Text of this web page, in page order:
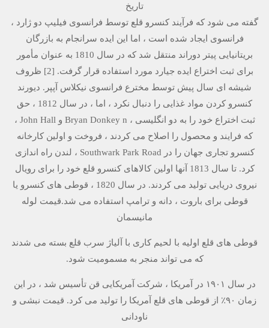
تاریخ
گفته می شود که فرآیند کنسرو قلع توسط فرانسوی فیلیپ دو ژارد ،
فرانسوی ایجاد شده است ، اما این ایده سرانجام به بازرگان
بریتانیایی پیتر دوراند منتقل شد که در سال 1810 به عنوان مأمور
برای ثبت اختراع ایده جیارد مورد استفاده قرار گرفت. [2] ظروف
شیشه ای سال پیش توسط مخترع فرانسوی نیکلاس آپپر. دیورند
کنسرو کردن مواد غذایی را دنبال نکرد ، اما ، در سال 1812 ، حق
ثبت اختراع خود را به دو انگلیسی ، Bryan Donkey n و John Hall ،
که فرایند و محصول را اصلاح می کردند ، فروخت و اولین کارخانه
کنسرو تجاری جهان را در Southwark Park Road ، لندن راه اندازی
کرد. تا سال 1813 آنها اولین کالاهای کنسرو قلع خود را برای رویال
نیروی دریایی تولید می کردند. در سال 1820 ، قوطی های کنسرو یا
قوطی برای باروت ، دانه و ترامپ استفاده می شد.قیمت لوله
مانیسمان
قوطی های قلع اولیه با لحیم کاری با آلیاژ سرب قلع بسته می شدند
که می تواند منجر به مسمومیت شود.
در سال ۱۹۰۱ در آمریكا ، شركت آمریكایی قن تأسیس شد ، در این
زمان ۹۰٪ از قوطی های قلع آمریكا را تولید می كرد. قیمت نبشی و
ناودانی